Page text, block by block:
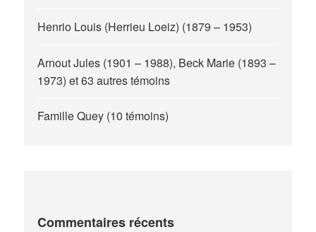
Henrio Louis (Herrieu Loeiz) (1879 – 1953)
Arnout Jules (1901 – 1988), Beck Marie (1893 –
1973) et 63 autres témoins
Famille Quey (10 témoins)
Commentaires récents